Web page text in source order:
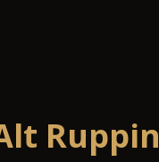
Ruppin